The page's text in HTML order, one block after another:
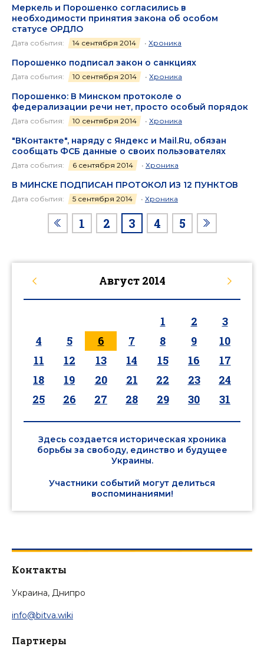
Меркель и Порошенко согласились в
необходимости принятия закона об особом
статусе ОРДЛО
Дата события: 14 сентября 2014 • Хроника
Порошенко подписал закон о санкциях
Дата события: 10 сентября 2014 • Хроника
Порошенко: В Минском протоколе о
федерализации речи нет, просто особый порядок
Дата события: 10 сентября 2014 • Хроника
"ВКонтакте", наряду с Яндекс и Мail.Ru, обязан
сообщать ФСБ данные о своих пользователях
Дата события: 6 сентября 2014 • Хроника
В МИНСКЕ ПОДПИСАН ПРОТОКОЛ ИЗ 12 ПУНКТОВ
Дата события: 5 сентября 2014 • Хроника
1 2 3 4 5
Август 2014
1 2
3
4
5 6 7 8 9
10
11
12 13 14 15 16
17
18
19 20 21 22 23
24
25
26 27 28 29 30 31
Здесь создается историческая хроника
борьбы за свободу, единство и будущее
Украины.
Участники событий могут делиться
воспоминаниями!
Контакты
Украина, Днипро
info@bitva.wiki
Партнеры